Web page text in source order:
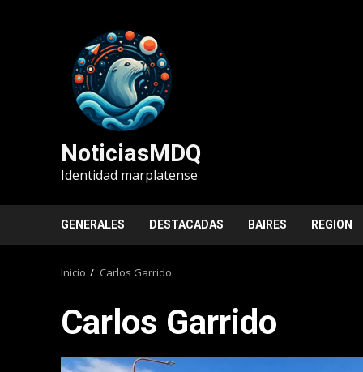
NoticiasMDQ
Identidad marplatense
GENERALES DESTACADAS BAIRES REGION
Inicio Carlos Garrido
Carlos Garrido